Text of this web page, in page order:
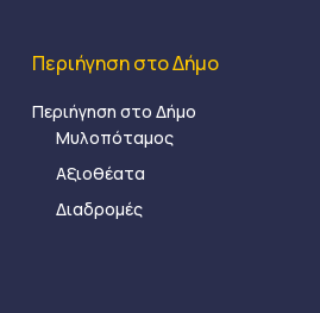
Περιήγηση στο Δήμο
Περιήγηση στο Δήμο
Μυλοπόταμος
Αξιοθέατα
Διαδρομές